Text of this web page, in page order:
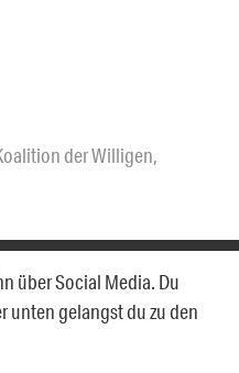
der Willigen,
über Social Media. Du
unten gelangst du zu den